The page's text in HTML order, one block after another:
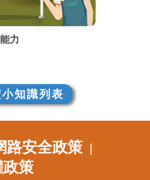
力
知識列表
路安全政策|
政策